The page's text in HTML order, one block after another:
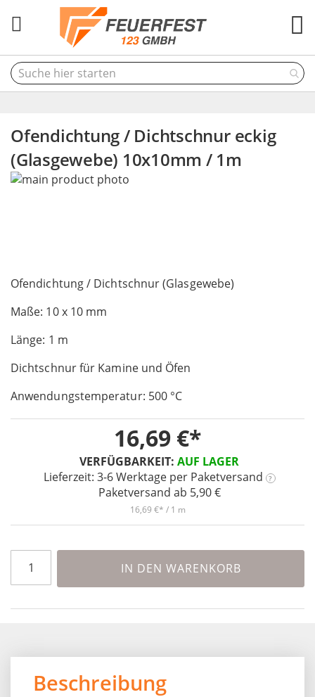
Ofendichtung / Dichtschnur eckig
(Glasgewebe) 10x10mm / 1m
Ofendichtung / Dichtschnur (Glasgewebe)
Maße: 10 x 10 mm
Länge: 1 m
Dichtschnur für Kamine und Öfen
Anwendungstemperatur: 500 °C
VERFÜGBARKEIT: AUF LAGER
Lieferzeit: 3-6 Werktageper Paketversand ?
Paketversand ab 5,90 €
16,69 €
16,69 € / 1 m
IN DEN WARENKORB
Skip
gallery
to
beginning
the
images
gallery
Beschreibung